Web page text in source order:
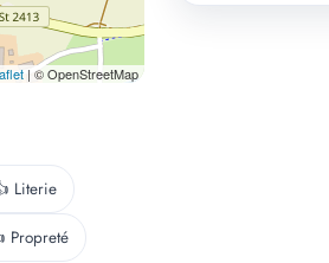
| © OpenStreetMap
Literie
Propreté